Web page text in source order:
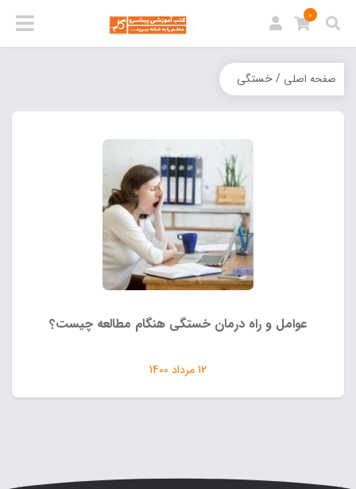
0
صفحه اصلی / خستگی
عوامل و راه درمان خستگی هنگام مطالعه چیست؟
12 مرداد 1400